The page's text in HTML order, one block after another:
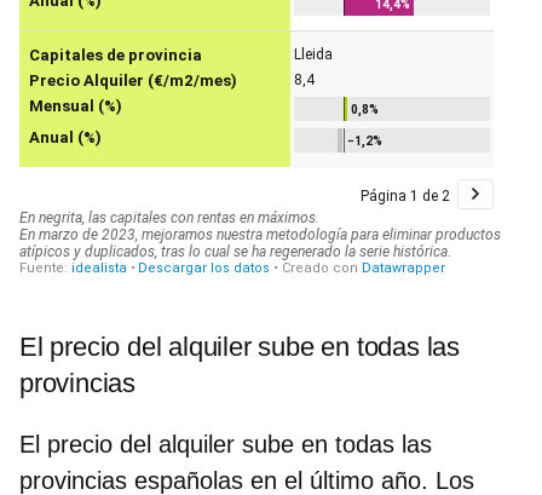
El precio del alquiler sube en todas las
provincias
El precio del alquiler sube en todas las
provincias españolas en el último año. Los